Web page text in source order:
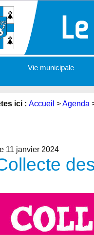
Vie municipale
ici : Accueil >Agenda
11 janvier 2024